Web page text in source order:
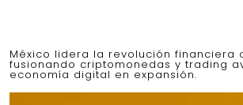
México lidera la revolución financiera
fusionando criptomonedas y trading
economía digital en expansión.